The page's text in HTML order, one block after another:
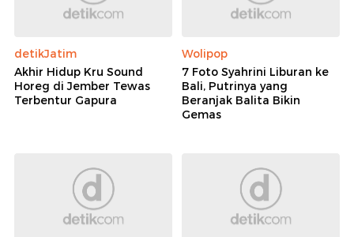
detikJatim
Akhir Hidup Kru Sound
Horeg di Jember Tewas
Terbentur Gapura
Wolipop
7 Foto Syahrini Liburan ke
Bali, Putrinya yang
Beranjak Balita Bikin
Gemas